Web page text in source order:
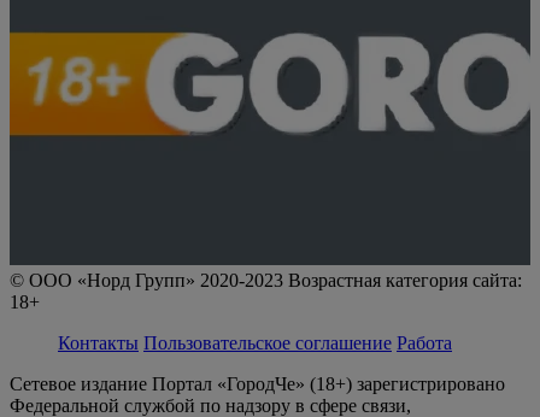
© ООО «Норд Групп» 2020-2023 Возрастная категория сайта:
18+
Контакты Пользовательское соглашение Работа
Сетевое издание Портал «ГородЧе» (18+) зарегистрировано
Федеральной службой по надзору в сфере связи,